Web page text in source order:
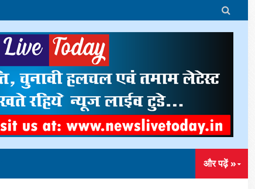

और पढ़ें »